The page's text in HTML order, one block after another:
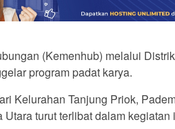
(Kemenhub) melalui
program padat karya.
Kelurahan Tanjung Priok,
Utara turut terlibat dalam kegiatan